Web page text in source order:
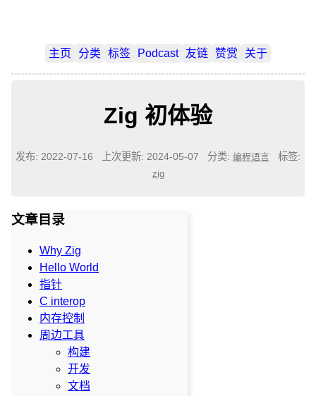
主页 分类 标签 Podcast 友链 赞赏 关于
Zig 初体验
发布: 2022-07-16 上次更新: 2024-05-07 分类: 编程语言 标签:
zig
文章目录
Why Zig
Hello World
指针
C interop
内存控制
周边工具
构建
开发
文档